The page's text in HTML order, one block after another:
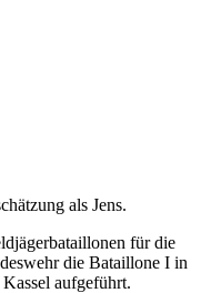
als Jens.
für die
die Bataillone I in
aufgeführt.